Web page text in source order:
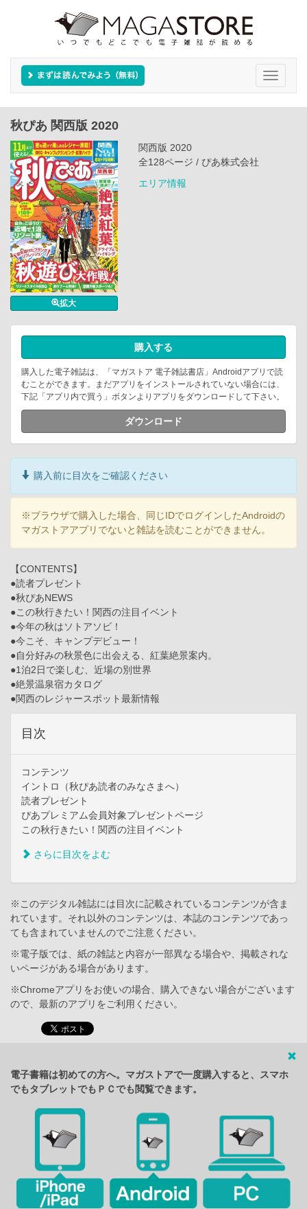
Toggle
秋ぴあ 関西版 2020
拡大
関西版 2020
全128ページ / ぴあ株式会社
エリア情報
購入する
購入した電子雑誌は、「マガストア 電子雑誌書店」Androidアプリで読
むことができます。まだアプリをインストールされていない場合には、
下記「アプリ内で買う」ボタンよりアプリをダウンロードして下さい。
ダウンロード
購入前に目次をご確認ください
※ブラウザで購入した場合、同じIDでログインしたAndroidの
マガストアアプリでないと雑誌を読むことができません。
【CONTENTS】
●読者プレゼント
●秋ぴあNEWS
●この秋行きたい！関西の注目イベント
●今年の秋はソトアソビ！
●今こそ、キャンプデビュー！
●自分好みの秋景色に出会える、紅葉絶景案内。
●1泊2日で楽しむ、近場の別世界
●絶景温泉宿カタログ
●関西のレジャースポット最新情報
目次
コンテンツ
イントロ（秋ぴあ読者のみなさまへ）
読者プレゼント
ぴあプレミアム会員対象プレゼントページ
この秋行きたい！関西の注目イベント
さらに目次をよむ
※このデジタル雑誌には目次に記載されているコンテンツが含ま
れています。それ以外のコンテンツは、本誌のコンテンツであっ
ても含まれていませんのでご注意ください。
※電子版では、紙の雑誌と内容が一部異なる場合や、掲載されな
いページがある場合があります。
※Chromeアプリをお使いの場合、購入できない場合がございます
ので、最新のアプリをご利用ください。
電子書籍は初めての方へ。マガストアで一度購入すると、スマホ
でもタブレットでもＰＣでも閲覧できます。